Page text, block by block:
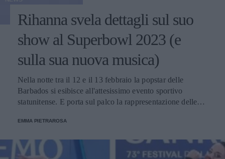
Rihanna svela dettagli sul suo
show al Superbowl 2023 (e
sulla sua nuova musica)
Nella notte tra il 12 e il 13 febbraio la popstar delle
Barbados si esibisce all'attesissimo evento sportivo
statunitense. E porta sul palco la rappresentazione delle
EMMA PIETRAROSA